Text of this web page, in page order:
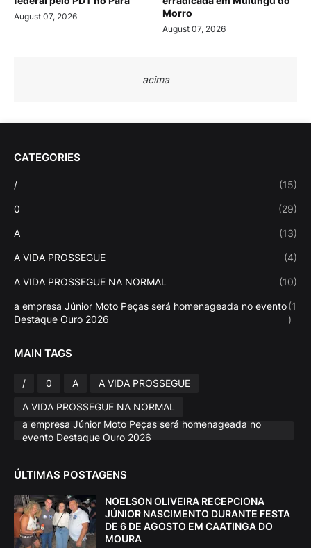
August 07, 2026
Morro
August 07, 2026
acima
CATEGORIES
/ (15)
0 (29)
A (13)
A VIDA PROSSEGUE (4)
A VIDA PROSSEGUE NA NORMAL (10)
a empresa Júnior Moto Peças será homenageada no evento
Destaque Ouro 2026
(1
)
MAIN TAGS
/ 0 A
A VIDA PROSSEGUE
A VIDA PROSSEGUE NA NORMAL
a empresa Júnior Moto Peças será homenageada no
evento Destaque Ouro 2026
ÚLTIMAS POSTAGENS
NOELSON OLIVEIRA RECEPCIONA
JÚNIOR NASCIMENTO DURANTE FESTA
DE 6 DE AGOSTO EM CAATINGA DO
MOURA